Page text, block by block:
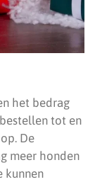
het bedrag
tot en
De
meer honden
kunnen